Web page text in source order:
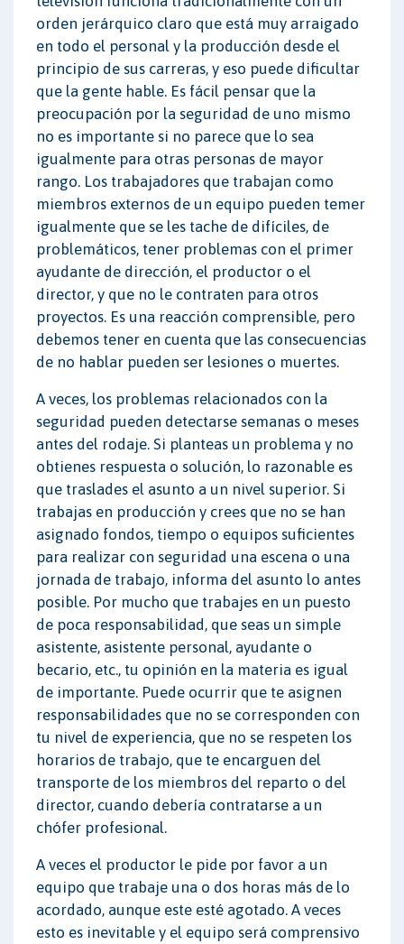
orden jerárquico claro que está muy arraigado
en todo el personal y la producción desde el
principio de sus carreras, y eso puede dificultar
que la gente hable. Es fácil pensar que la
preocupación por la seguridad de uno mismo
no es importante si no parece que lo sea
igualmente para otras personas de mayor
rango. Los trabajadores que trabajan como
miembros externos de un equipo pueden temer
igualmente que se les tache de difíciles, de
problemáticos, tener problemas con el primer
ayudante de dirección, el productor o el
director, y que no le contraten para otros
proyectos. Es una reacción comprensible, pero
debemos tener en cuenta que las consecuencias
de no hablar pueden ser lesiones o muertes.
A veces, los problemas relacionados con la
seguridad pueden detectarse semanas o meses
antes del rodaje. Si planteas un problema y no
obtienes respuesta o solución, lo razonable es
que traslades el asunto a un nivel superior. Si
trabajas en producción y crees que no se han
asignado fondos, tiempo o equipos suficientes
para realizar con seguridad una escena o una
jornada de trabajo, informa del asunto lo antes
posible. Por mucho que trabajes en un puesto
de poca responsabilidad, que seas un simple
asistente, asistente personal, ayudante o
becario, etc., tu opinión en la materia es igual
de importante. Puede ocurrir que te asignen
responsabilidades que no se corresponden con
tu nivel de experiencia, que no se respeten los
horarios de trabajo, que te encarguen del
transporte de los miembros del reparto o del
director, cuando debería contratarse a un
chófer profesional.
A veces el productor le pide por favor a un
equipo que trabaje una o dos horas más de lo
acordado, aunque este esté agotado. A veces
esto es inevitable y el equipo será comprensivo